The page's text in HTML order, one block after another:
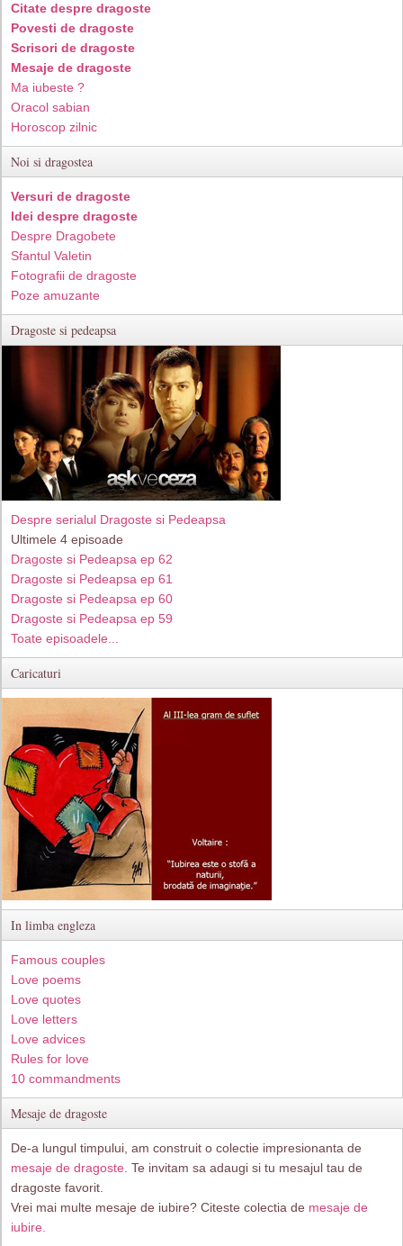
Citate despre dragoste
Povesti de dragoste
Scrisori de dragoste
Mesaje de dragoste
Ma iubeste ?
Oracol sabian
Horoscop zilnic
Noi si dragostea
Versuri de dragoste
Idei despre dragoste
Despre Dragobete
Sfantul Valetin
Fotografii de dragoste
Poze amuzante
Dragoste si pedeapsa
Despre serialul Dragoste si Pedeapsa
Ultimele 4 episoade
Dragoste si Pedeapsa ep 62
Dragoste si Pedeapsa ep 61
Dragoste si Pedeapsa ep 60
Dragoste si Pedeapsa ep 59
Toate episoadele...
Caricaturi
In limba engleza
Famous couples
Love poems
Love quotes
Love letters
Love advices
Rules for love
10 commandments
Mesaje de dragoste
De-a lungul timpului, am construit o colectie impresionanta de
mesaje de dragoste . Te invitam sa adaugi si tu mesajul tau de
dragoste favorit.
Vrei mai multe mesaje de iubire? Citeste colectia de mesaje de
iubire.